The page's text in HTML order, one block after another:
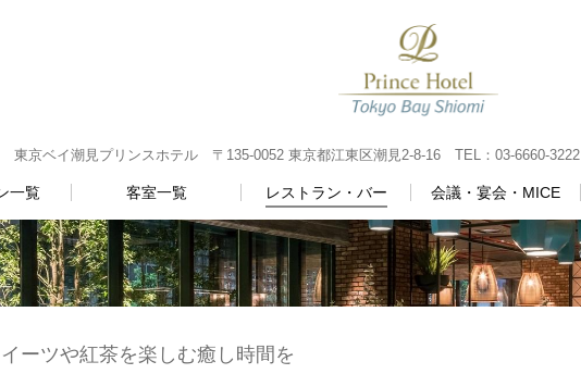
東京ベイ潮見プリンスホテル 〒135-0052 東京都江東区潮見2-8-16 TEL：03-6660-3222
一覧 客室一覧 レストラン・バー 会議・宴会・MICE
ーツや紅茶を楽しむ癒し時間を